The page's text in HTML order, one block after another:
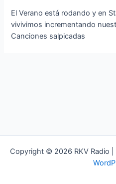
El Verano está rodando y en
vivivimos incrementando
Canciones salpicadas
Copyright © 2026 RKV Radio |